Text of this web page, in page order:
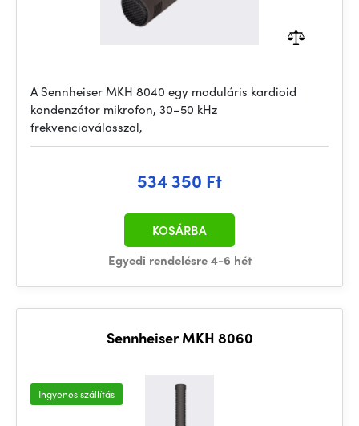
A Sennheiser MKH 8040 egy moduláris kardioid
kondenzátor mikrofon, 30–50 kHz
frekvenciaválasszal,
534 350 Ft
Egyedi rendelésre 4-6 hét
KOSÁRBA
Sennheiser MKH 8060
Ingyenes szállítás